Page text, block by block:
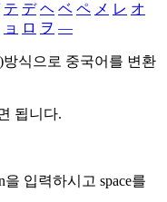
テ デ ヘ ベ ペ メ レ オ
ョ ロ ヲ ―
식으로 중국어를 변환
됩니다.
을 입력하시고 space를